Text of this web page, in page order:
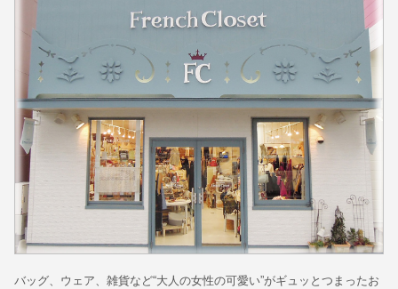
バッグ、ウェア、雑貨など“大人の女性の可愛い”がギュッとつまったお